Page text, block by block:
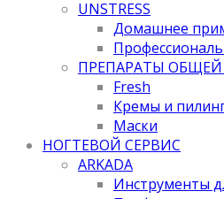
UNSTRESS
Домашнее
ПРЕПАРАТЫ
Fresh
Кремы и
Маски
НОГТЕВОЙ СЕРВИС
ARKADA
Инструменты